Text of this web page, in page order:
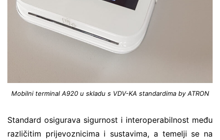
Mobilni terminal A920 u skladu s VDV-KA standardima by ATRON
Standard osigurava sigurnost i interoperabilnost među
različitim prijevoznicima i sustavima, a temelji se na